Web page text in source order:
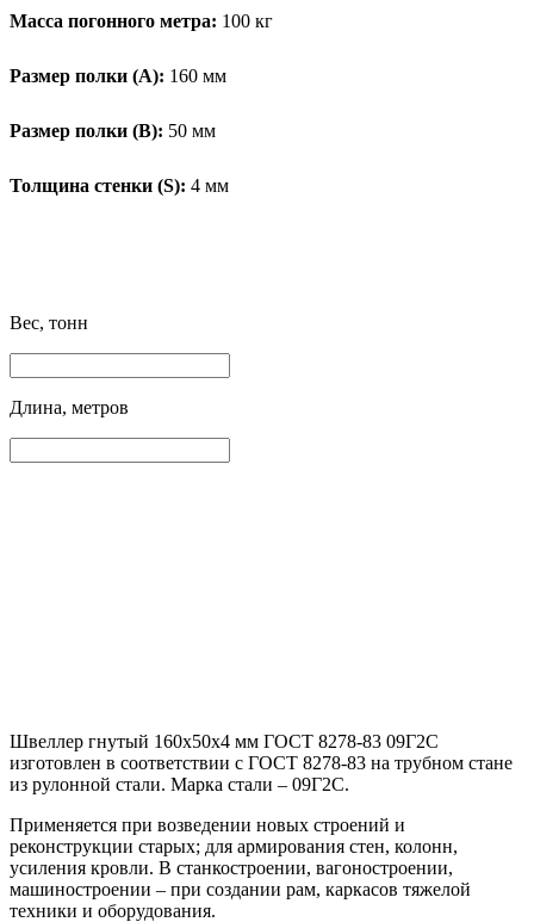
Масса погонного метра: 100 кг
Размер полки (А): 160 мм
Размер полки (В): 50 мм
Толщина стенки (S): 4 мм
Вес, тонн
Длина, метров
Швеллер гнутый 160x50x4 мм ГОСТ 8278-83 09Г2С
изготовлен в соответствии с ГОСТ 8278-83 на трубном стане
из рулонной стали. Марка стали – 09Г2С.
Применяется при возведении новых строений и
реконструкции старых; для армирования стен, колонн,
усиления кровли. В станкостроении, вагоностроении,
машиностроении – при создании рам, каркасов тяжелой
техники и оборудования.